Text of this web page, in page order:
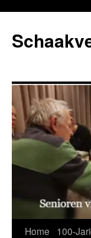
de
inhoud
Home
100-